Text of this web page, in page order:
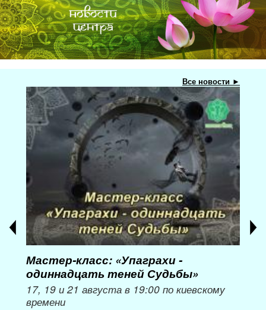
Все новости ►
Мастер-класс: «Упаграхи -
одиннадцать теней Судьбы»
17, 19 и 21 августа в 19:00 по киевскому
времени